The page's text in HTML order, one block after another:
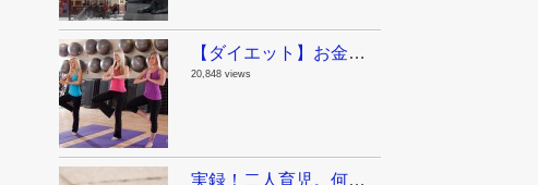
【ダイエット】お金をかけないで痩せる方法。ジリアン・マイケルズの無料動画で自宅をジムにしちゃおう！
20,848 views
実録！二人育児。何でも一人で抱え込んじゃダメって話。